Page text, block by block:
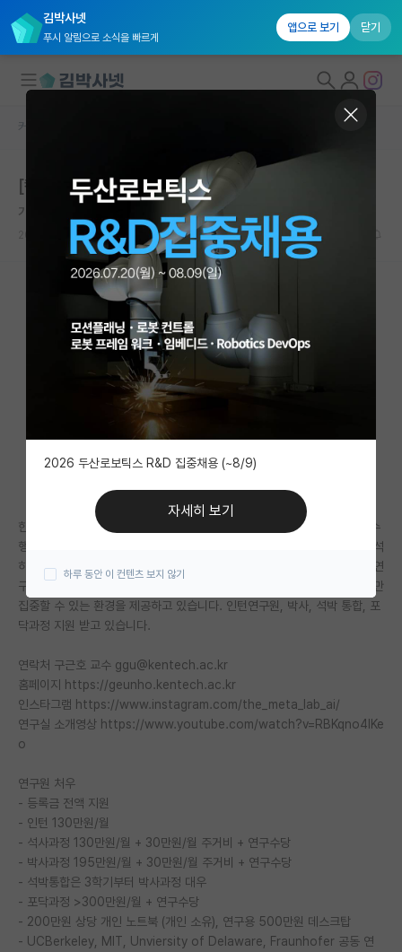
김박사넷
푸시 알림으로 소식을 빠르게
앱으로 보기 닫기
국내대학원 정보
연구실&오픈랩
커뮤니티
커뮤니티 홈
전체글보기
베스트 게시판
IF 명예의전당
자유 게시판(아무개랩)
미국 유학 게시판
미국 대학원 합격 후기 게시판
대학원 합격 후기 게시판
연구실(PI) 홍보 게시판
임용 정보 게시판
학부 인턴 게시판
임용 후기 게시판
PI 전용 게시판
인문사회 계열 게시판
특수/전문대학원 게시판
반도체/AI 게시판
커뮤니티 홈
[켄텍] AI기반 소재 개발 연구실 대학원생, 연구원 모집
기쁜 피보나치
2026.06.29 0 970
한국에너지공과대학교 구근호 교수 연구실에서 AI기반 소재 개발 연구를 수
행하고 있습니다. 기계학습을 통해서 빠르게 혁신적인 소재를 탐색하고 분석
하는 연구를 합니다. 기계학습을 통해 원자단위 시뮬레이션을 실현시키는 연
구와 전자현미경 분석을 다음단계로 올리는 연구도 하고 있습니다. 연구에만
집중할 수 있는 환경을 제공하고 있습니다. 인턴연구원, 박사, 석박 통합, 포
닥과정 지원 받고 있습니다.
연락처 구근호 교수 ggu@kentech.ac.kr
홈페이지 https://geunho.kentech.ac.kr
인스타그램 https://www.instagram.com/the_meta_lab_ai/
연구실 소개영상 https://www.youtube.com/watch?v=RBKqno4lKe
o
연구원 처우
- 등록금 전액 지원
- 인턴 130만원/월
- 석사과정 130만원/월 + 30만원/월 주거비 + 연구수당
- 박사과정 195만원/월 + 30만원/월 주거비 + 연구수당
- 석박통합은 3학기부터 박사과정 대우
- 포닥과정 >300만원/월 + 연구수당
- 200만원 상당 개인 노트북 (개인 소유), 연구용 500만원 데스크탑
- UCBerkeley, MIT, Unviersity of Delaware, Fraunhofer 공동 연
2026 두산로보틱스 R&D 집중채용 (~8/9)
자세히 보기
하루 동안 이 컨텐츠 보지 않기